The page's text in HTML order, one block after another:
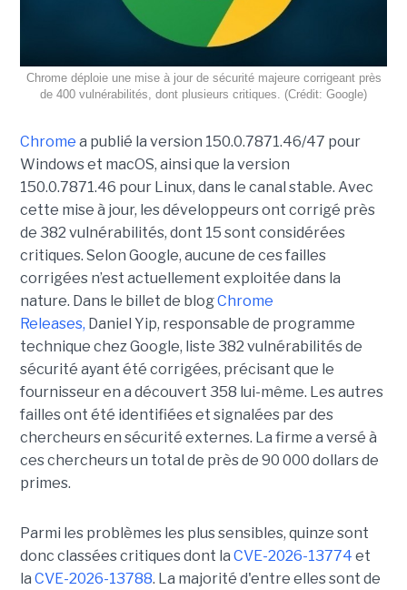
Chrome déploie une mise à jour de sécurité majeure corrigeant près
de 400 vulnérabilités, dont plusieurs critiques. (Crédit: Google)
Chrome a publié la version 150.0.7871.46/47 pour
Windows et macOS, ainsi que la version
150.0.7871.46 pour Linux, dans le canal stable. Avec
cette mise à jour, les développeurs ont corrigé près
de 382 vulnérabilités, dont 15 sont considérées
critiques. Selon Google, aucune de ces failles
corrigées n’est actuellement exploitée dans la
nature. Dans le billet de blogChrome
Releases, Daniel Yip, responsable de programme
technique chez Google, liste 382 vulnérabilités de
sécurité ayant été corrigées, précisant que le
fournisseur en a découvert 358 lui-même. Les autres
failles ont été identifiées et signalées par des
chercheurs en sécurité externes. La firme a versé à
ces chercheurs un total de près de 90 000 dollars de
primes.
Parmi les problèmes les plus sensibles, quinze sont
donc classées critiques dont la CVE-2026-13774 et
la CVE-2026-13788. La majorité d'entre elles sont de